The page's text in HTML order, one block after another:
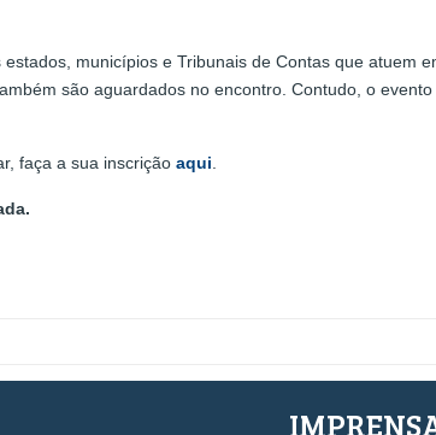
municípios e Tribunais de Contas que atuem
são aguardados no encontro. Contudo, o
faça a sua inscrição aqui.